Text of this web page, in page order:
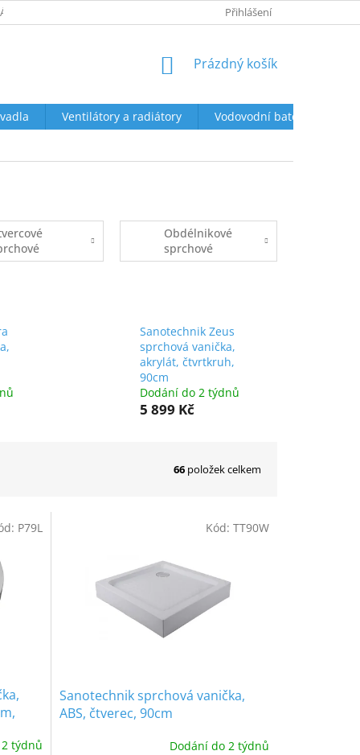
A REKLAMACE OBCHODNÍ PODMÍNKYPřihlášení
NÁKUPNÍ
Prázdný košík
Ventilátory a radiátory Vodovodní baterie a
Obdélnikové
sprchové
vaničky
Sanotechnik Zeus
sprchová vanička,
akrylát, čtvrtkruh,
90cm
Dodání do 2 týdnů
5 899 Kč
66 položek celkem
týdnů
P79L
Sanotechnik sprchová vanička,
ABS, čtverec, 90cm
Dodání do 2 týdnů
Kód: TT90W